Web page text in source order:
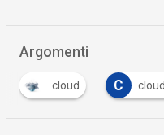
Argomenti
cloud C cloud